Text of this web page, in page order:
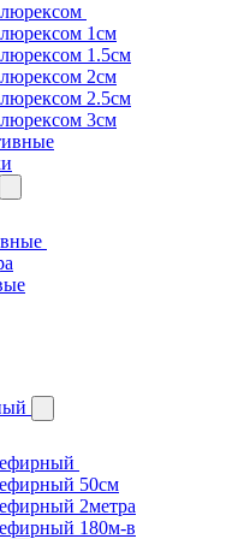
1см
1.5см
2см
2.5см
3см
50см
2метра
180м-в